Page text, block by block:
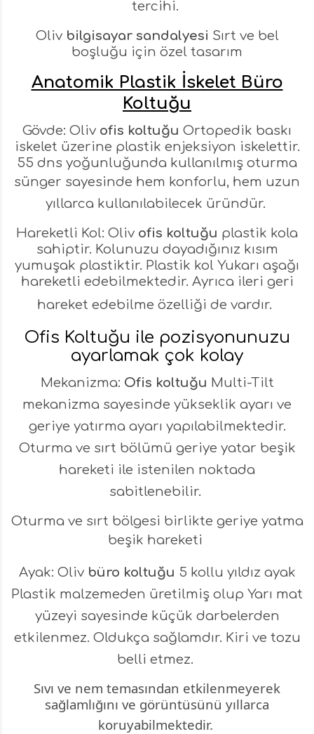
tercihi.
Oliv bilgisayar sandalyesi Sırt ve bel
boşluğu için özel tasarım
Anatomik Plastik İskelet Büro
Koltuğu
Gövde: Oliv ofis koltuğu Ortopedik baskı
iskelet üzerine plastik enjeksiyon iskelettir.
55 dns yoğunluğunda kullanılmış oturma
sünger sayesinde hem konforlu, hem uzun
yıllarca kullanılabilecek üründür.
Hareketli Kol: Oliv ofis koltuğu plastik kola
sahiptir. Kolunuzu dayadığınız kısım
yumuşak plastiktir. Plastik kol Yukarı aşağı
hareketli edebilmektedir. Ayrıca ileri geri
hareket edebilme özelliği de vardır.
Ofis Koltuğu ile pozisyonunuzu
ayarlamak çok kolay
Mekanizma: Ofis koltuğu Multi-Tilt
mekanizma sayesinde yükseklik ayarı ve
geriye yatırma ayarı yapılabilmektedir.
Oturma ve sırt bölümü geriye yatar beşik
hareketi ile istenilen noktada
sabitlenebilir.
Oturma ve sırt bölgesi birlikte geriye yatma
beşik hareketi
Ayak: Oliv büro koltuğu 5 kollu yıldız ayak
Plastik malzemeden üretilmiş olup Yarı mat
yüzeyi sayesinde küçük darbelerden
etkilenmez. Oldukça sağlamdır. Kiri ve tozu
belli etmez.
Sıvı ve nem temasından etkilenmeyerek
sağlamlığını ve görüntüsünü yıllarca
koruyabilmektedir.